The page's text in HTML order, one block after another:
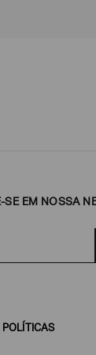
SE EM NOSSA
POLÍTICAS